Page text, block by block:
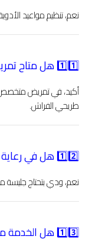
نعم، تنظيم مواعيد
1️⃣1️⃣ هل متاح تمريض منزلي للحالات الحرجة؟
أكيد، في تمريض متخصص
طريحي الفراش.
1️⃣2️⃣ هل في رعاية مسنين لمرضى الزهايمر؟
نعم، ودي بتحتاج
1️⃣3️⃣ هل الخدمة متاحة في كل محافظات مصر؟